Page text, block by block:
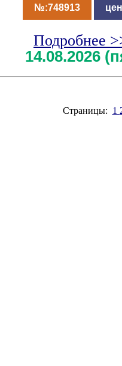
№:748913
Подробнее
14.08.2026
Страницы: 1